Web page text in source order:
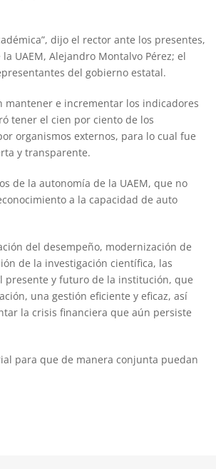
dijo el rector ante los presentes,
UAEM, Alejandro Montalvo Pérez; el
del gobierno estatal.
mantener e incrementar los indicadores
tener el cien por ciento de los
organismos externos, para lo cual fue
y transparente.
de la autonomía de la UAEM, que no
a la capacidad de auto
del desempeño, modernización de
de la investigación científica, las
presente y futuro de la institución, que
una gestión eficiente y eficaz, así
la crisis financiera que aún persiste
para que de manera conjunta puedan